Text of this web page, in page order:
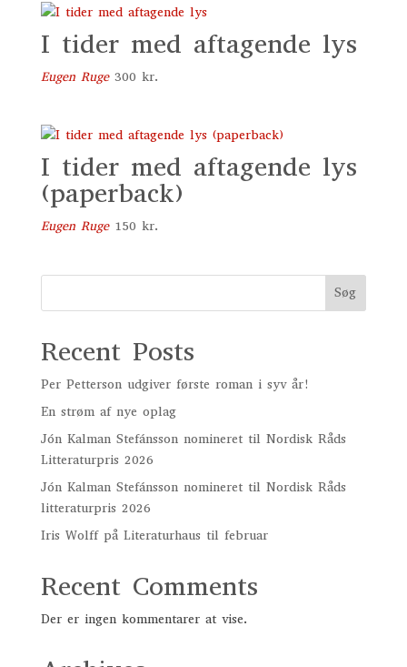
I tider med aftagende lys
Eugen Ruge 300 kr.
I tider med aftagende lys
(paperback)
Eugen Ruge 150 kr.
Søg
Recent Posts
Per Petterson udgiver første roman i syv år!
En strøm af nye oplag
Jón Kalman Stefánsson nomineret til Nordisk Råds
Litteraturpris 2026
Jón Kalman Stefánsson nomineret til Nordisk Råds
litteraturpris 2026
Iris Wolff på Literaturhaus til februar
Recent Comments
Der er ingen kommentarer at vise.